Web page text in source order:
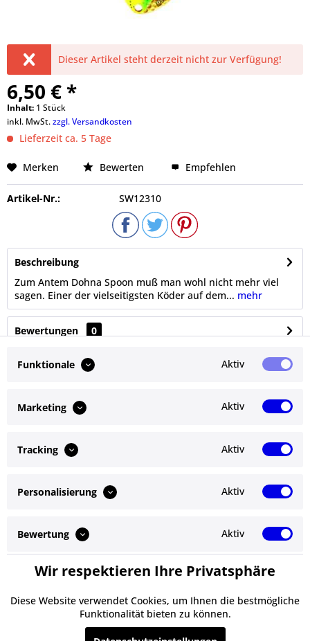
Dieser Artikel steht derzeit nicht zur Verfügung!
6,50 € *
Inhalt: 1 Stück
inkl. MwSt.zzgl. Versandkosten
Lieferzeit ca. 5 Tage
Merken Bewerten Empfehlen
Artikel-Nr.: SW12310
Beschreibung
Zum Antem Dohna Spoon muß man wohl nicht mehr viel
sagen. Einer der vielseitigsten Köder auf dem... mehr
Bewertungen
0
Kunden haben sich ebenfalls angesehen
Service Hotline
Shop Service
Informationen
* Alle Preise inkl. gesetzl. Mehrwertsteuer zzgl.Versandkosten
Funktionale Aktiv
Marketing Aktiv
Tracking Aktiv
Personalisierung Aktiv
Bewertung Aktiv
Service Aktiv
Wir respektieren Ihre Privatsphäre
Diese Website verwendet Cookies, um Ihnen die bestmögliche
Funktionalität bieten zu können.